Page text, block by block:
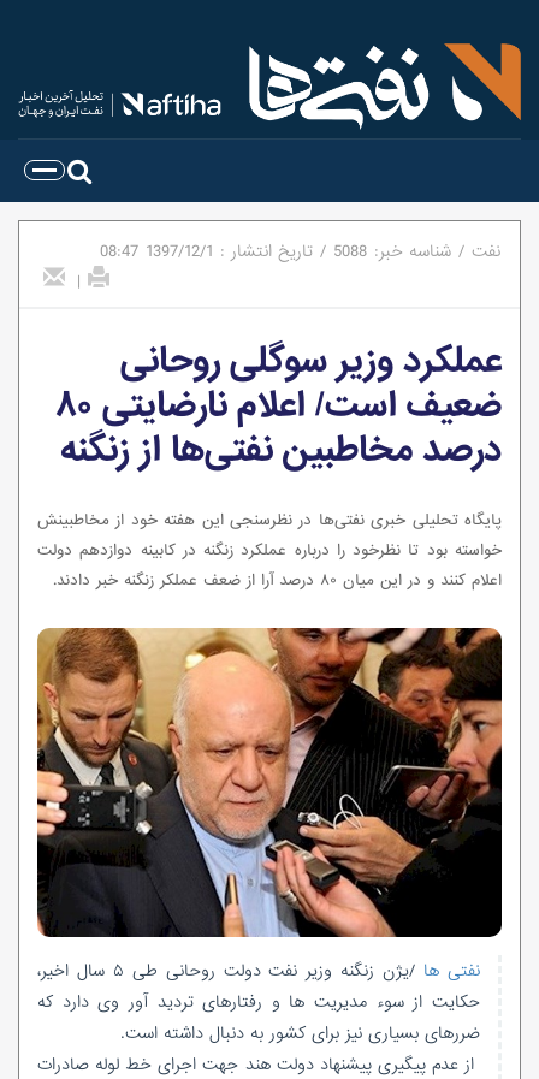
نفت / شناسه خبر: 5088
/ تاریخ انتشار : 1397/12/1
08:47
|
عملکرد وزیر سوگلی روحانی
ضعیف است/ اعلام نارضایتی ۸۰
درصد مخاطبین نفتی‌ها از زنگنه
پایگاه تحلیلی خبری نفتی‌ها در نظر‌سنجی این هفته خود از مخاطبینش
خواسته بود تا نظرخود را درباره عملکرد زنگنه در کابینه دوازدهم دولت
اعلام کنند و در این میان ۸۰ درصد آرا از ضعف عملکر زنگنه خبر دادند.
نفتی ها
/یژن زنگنه وزیر نفت دولت روحانی طی ۵ سال اخیر،
حکایت از سوء مدیریت ها و رفتارهای تردید آور وی دارد که
ضررهای بسیاری نیز برای کشور به دنبال داشته است.
از عدم پیگیری پیشنهاد دولت هند جهت اجرای خط لوله صادرات